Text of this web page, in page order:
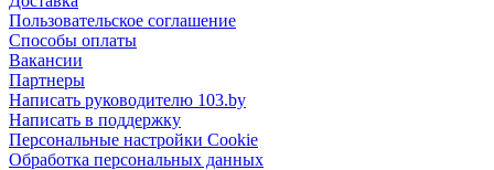
Пользовательское соглашение
Способы оплаты
Вакансии
Партнеры
Написать руководителю 103.by
Написать в поддержку
Персональные настройки Cookie
Обработка персональных данных